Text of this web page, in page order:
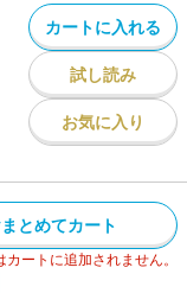
カートに入れる
試し読み
お気に入り
まとめてカート
ートに追加されません。